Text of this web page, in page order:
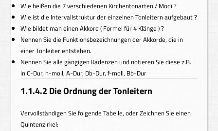
Wie heißen die 7 verschiedenen Kirchentonarten / Modi ?
Wie ist die Intervallstruktur der einzelnen Tonleitern aufgebaut ?
Wie bildet man einen Akkord ( Formel für 4 Klänge ) ?
Nennen Sie die Funktionsbezeichnungen der Akkorde, die in
einer Tonleiter entstehen.
Nennen Sie alle gängigen Kadenzen und notieren Sie diese z.B.
in C-Dur, h-moll, A-Dur, Db-Dur, f-moll, Bb-Dur
1.1.4.2 Die Ordnung der Tonleitern
Vervollständigen Sie folgende Tabelle, oder Zeichnen Sie einen
Quintenzirkel: